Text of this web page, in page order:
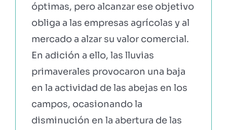
óptimas, pero alcanzar ese objetivo
obliga a las empresas agrícolas y al
mercado a alzar su valor comercial.
En adición a ello, las lluvias
primaverales provocaron una baja
en la actividad de las abejas en los
campos, ocasionando la
disminución en la abertura de las